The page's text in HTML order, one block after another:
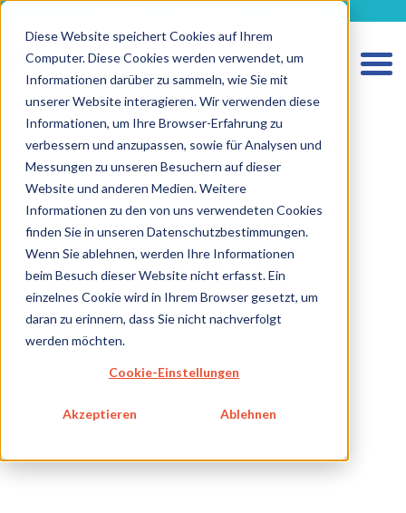
Diese Website speichert Cookies auf Ihrem
Computer. Diese Cookies werden verwendet, um
Informationen darüber zu sammeln, wie Sie mit
unserer Website interagieren. Wir verwenden diese
Informationen, um Ihre Browser-Erfahrung zu
verbessern und anzupassen, sowie für Analysen und
Messungen zu unseren Besuchern auf dieser
Website und anderen Medien. Weitere
Informationen zu den von uns verwendeten Cookies
finden Sie in unseren Datenschutzbestimmungen.
Wenn Sie ablehnen, werden Ihre Informationen
beim Besuch dieser Website nicht erfasst. Ein
einzelnes Cookie wird in Ihrem Browser gesetzt, um
daran zu erinnern, dass Sie nicht nachverfolgt
werden möchten.
Cookie-Einstellungen
Akzeptieren Ablehnen
HOME
LEISTUNGEN MEDIZINPRODUKTE
LEISTUNGEN IVD
ZUKUNFTSSTARKE LÖSUNGEN
ÜBER UNS
DATENSCHUTZ